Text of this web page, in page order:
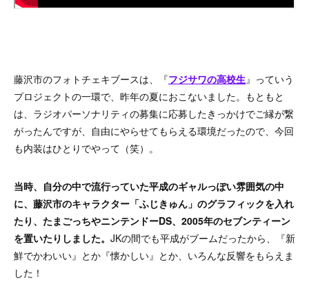
藤沢市のフォトチェキブースは、『フジサワの高校生 』っていう
プロジェクトの一環で、昨年の夏におこないました。もともと
は、ラジオパーソナリティの募集に応募したきっかけでご縁が繋
がったんですが、自由にやらせてもらえる環境だったので、今回
も内装はひとりでやって（笑）。
当時、自分の中で流行っていた平成のギャルっぽい雰囲気の中
に、藤沢市のキャラクター「ふじきゅん」のグラフィックを入れ
たり、たまごっちやニンテンドーDS、2005年のセブンティーン
を置いたりしました。 JKの間でも平成がブームだったから、『新
鮮でかわいい』とか『懐かしい』とか、いろんな反響をもらえま
した！